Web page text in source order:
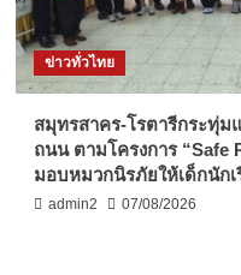
ข่าวทั่วไทย
สมุทรสาคร-โรตารีกระทุ่
ถนน ตามโครงการ “Safe
มอบหมวกนิรภัยให้เด็กนักเ
admin2 07/08/2026